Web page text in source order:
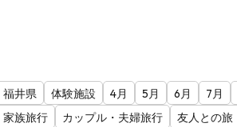
福井県 体験施設 4月 5月 6月 7月
家族旅行
カップル・夫婦旅行 友人との旅